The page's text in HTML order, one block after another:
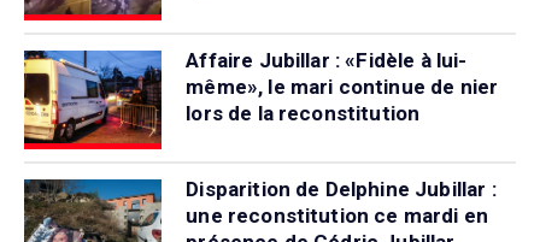
Affaire Jubillar : «Fidèle à lui-
même», le mari continue de nier
lors de la reconstitution
Disparition de Delphine Jubillar :
une reconstitution ce mardi en